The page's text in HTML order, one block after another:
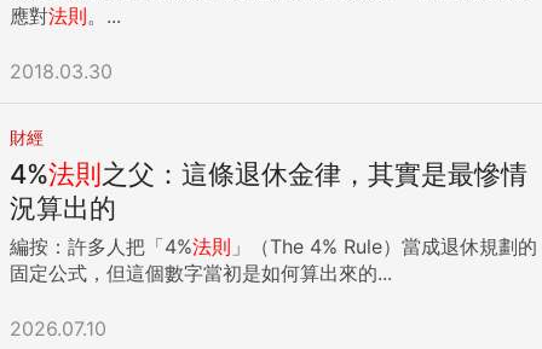
應對法則。...
2018.03.30
財經
4%法則之父：這條退休金律，其實是最慘情
況算出的
編按：許多人把「4%法則 」（The 4% Rule）當成退休規劃的
固定公式，但這個數字當初是如何算出來的...
2026.07.10